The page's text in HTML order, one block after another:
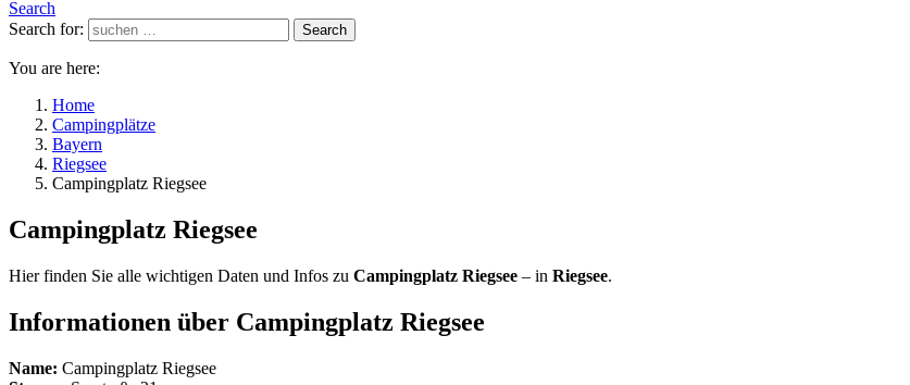
Search
Search for:
Search
You are here:
Home
Campingplätze
Bayern
Riegsee
Campingplatz Riegsee
Campingplatz Riegsee
Hier finden Sie alle wichtigen Daten und Infos zu Campingplatz Riegsee – in Riegsee.
Informationen über Campingplatz Riegsee
Name: Campingplatz Riegsee